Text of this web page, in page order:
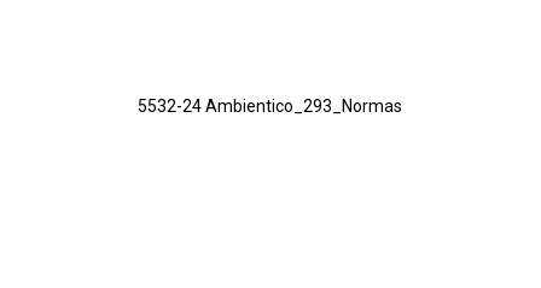
5532-24 Ambientico_293_Normas